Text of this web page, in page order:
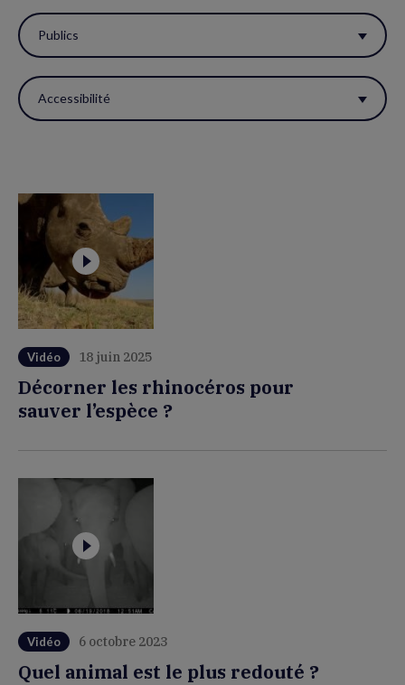
Publics
Accessibilité
Vidéo 18 juin 2025
Décorner les rhinocéros pour
sauver l’espèce ?
Vidéo 6 octobre 2023
Quel animal est le plus redouté ?